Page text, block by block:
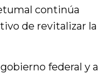
continúa
de revitalizar la
federal y a